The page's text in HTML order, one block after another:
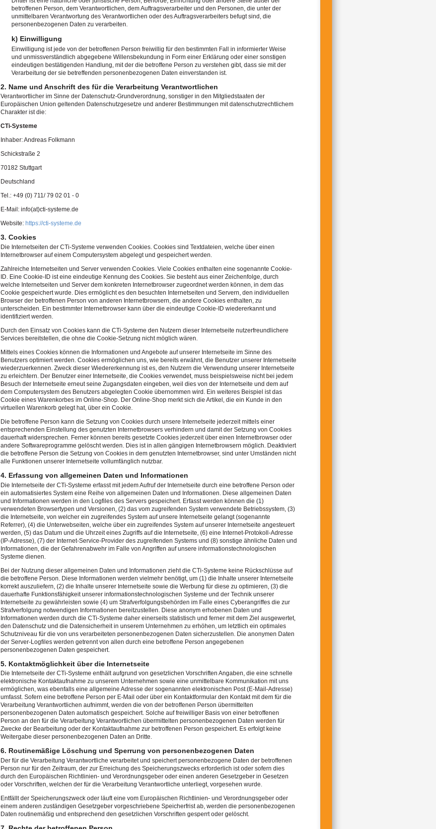
betroffenen Person, dem Verantwortlichen, dem Auftragsverarbeiter und den Personen, die unter der
unmittelbaren Verantwortung des Verantwortlichen oder des Auftragsverarbeiters befugt sind, die
personenbezogenen Daten zu verarbeiten.
k) Einwilligung
Einwilligung ist jede von der betroffenen Person freiwillig für den bestimmten Fall in informierter Weise
und unmissverständlich abgegebene Willensbekundung in Form einer Erklärung oder einer sonstigen
eindeutigen bestätigenden Handlung, mit der die betroffene Person zu verstehen gibt, dass sie mit der
Verarbeitung der sie betreffenden personenbezogenen Daten einverstanden ist.
2. Name und Anschrift des für die Verarbeitung Verantwortlichen
Verantwortlicher im Sinne der Datenschutz-Grundverordnung, sonstiger in den Mitgliedstaaten der
Europäischen Union geltenden Datenschutzgesetze und anderer Bestimmungen mit datenschutzrechtlichem
Charakter ist die:
CTi-Systeme
Inhaber: Andreas Folkmann
Schickstraße 2
70182 Stuttgart
Deutschland
Tel.: +49 (0) 711/ 79 02 01 - 0
E-Mail: info(at)cti-systeme.de
Website: https://cti-systeme.de
3. Cookies
Die Internetseiten der CTi-Systeme verwenden Cookies. Cookies sind Textdateien, welche über einen
Internetbrowser auf einem Computersystem abgelegt und gespeichert werden.
Zahlreiche Internetseiten und Server verwenden Cookies. Viele Cookies enthalten eine sogenannte Cookie-
ID. Eine Cookie-ID ist eine eindeutige Kennung des Cookies. Sie besteht aus einer Zeichenfolge, durch
welche Internetseiten und Server dem konkreten Internetbrowser zugeordnet werden können, in dem das
Cookie gespeichert wurde. Dies ermöglicht es den besuchten Internetseiten und Servern, den individuellen
Browser der betroffenen Person von anderen Internetbrowsern, die andere Cookies enthalten, zu
unterscheiden. Ein bestimmter Internetbrowser kann über die eindeutige Cookie-ID wiedererkannt und
identifiziert werden.
Durch den Einsatz von Cookies kann die CTi-Systeme den Nutzern dieser Internetseite nutzerfreundlichere
Services bereitstellen, die ohne die Cookie-Setzung nicht möglich wären.
Mittels eines Cookies können die Informationen und Angebote auf unserer Internetseite im Sinne des
Benutzers optimiert werden. Cookies ermöglichen uns, wie bereits erwähnt, die Benutzer unserer Internetseite
wiederzuerkennen. Zweck dieser Wiedererkennung ist es, den Nutzern die Verwendung unserer Internetseite
zu erleichtern. Der Benutzer einer Internetseite, die Cookies verwendet, muss beispielsweise nicht bei jedem
Besuch der Internetseite erneut seine Zugangsdaten eingeben, weil dies von der Internetseite und dem auf
dem Computersystem des Benutzers abgelegten Cookie übernommen wird. Ein weiteres Beispiel ist das
Cookie eines Warenkorbes im Online-Shop. Der Online-Shop merkt sich die Artikel, die ein Kunde in den
virtuellen Warenkorb gelegt hat, über ein Cookie.
Die betroffene Person kann die Setzung von Cookies durch unsere Internetseite jederzeit mittels einer
entsprechenden Einstellung des genutzten Internetbrowsers verhindern und damit der Setzung von Cookies
dauerhaft widersprechen. Ferner können bereits gesetzte Cookies jederzeit über einen Internetbrowser oder
andere Softwareprogramme gelöscht werden. Dies ist in allen gängigen Internetbrowsern möglich. Deaktiviert
die betroffene Person die Setzung von Cookies in dem genutzten Internetbrowser, sind unter Umständen nicht
alle Funktionen unserer Internetseite vollumfänglich nutzbar.
4. Erfassung von allgemeinen Daten und Informationen
Die Internetseite der CTi-Systeme erfasst mit jedem Aufruf der Internetseite durch eine betroffene Person oder
ein automatisiertes System eine Reihe von allgemeinen Daten und Informationen. Diese allgemeinen Daten
und Informationen werden in den Logfiles des Servers gespeichert. Erfasst werden können die (1)
verwendeten Browsertypen und Versionen, (2) das vom zugreifenden System verwendete Betriebssystem, (3)
die Internetseite, von welcher ein zugreifendes System auf unsere Internetseite gelangt (sogenannte
Referrer), (4) die Unterwebseiten, welche über ein zugreifendes System auf unserer Internetseite angesteuert
werden, (5) das Datum und die Uhrzeit eines Zugriffs auf die Internetseite, (6) eine Internet-Protokoll-Adresse
(IP-Adresse), (7) der Internet-Service-Provider des zugreifenden Systems und (8) sonstige ähnliche Daten und
Informationen, die der Gefahrenabwehr im Falle von Angriffen auf unsere informationstechnologischen
Systeme dienen.
Bei der Nutzung dieser allgemeinen Daten und Informationen zieht die CTi-Systeme keine Rückschlüsse auf
die betroffene Person. Diese Informationen werden vielmehr benötigt, um (1) die Inhalte unserer Internetseite
korrekt auszuliefern, (2) die Inhalte unserer Internetseite sowie die Werbung für diese zu optimieren, (3) die
dauerhafte Funktionsfähigkeit unserer informationstechnologischen Systeme und der Technik unserer
Internetseite zu gewährleisten sowie (4) um Strafverfolgungsbehörden im Falle eines Cyberangriffes die zur
Strafverfolgung notwendigen Informationen bereitzustellen. Diese anonym erhobenen Daten und
Informationen werden durch die CTi-Systeme daher einerseits statistisch und ferner mit dem Ziel ausgewertet,
den Datenschutz und die Datensicherheit in unserem Unternehmen zu erhöhen, um letztlich ein optimales
Schutzniveau für die von uns verarbeiteten personenbezogenen Daten sicherzustellen. Die anonymen Daten
der Server-Logfiles werden getrennt von allen durch eine betroffene Person angegebenen
personenbezogenen Daten gespeichert.
5. Kontaktmöglichkeit über die Internetseite
Die Internetseite der CTi-Systeme enthält aufgrund von gesetzlichen Vorschriften Angaben, die eine schnelle
elektronische Kontaktaufnahme zu unserem Unternehmen sowie eine unmittelbare Kommunikation mit uns
ermöglichen, was ebenfalls eine allgemeine Adresse der sogenannten elektronischen Post (E-Mail-Adresse)
umfasst. Sofern eine betroffene Person per E-Mail oder über ein Kontaktformular den Kontakt mit dem für die
Verarbeitung Verantwortlichen aufnimmt, werden die von der betroffenen Person übermittelten
personenbezogenen Daten automatisch gespeichert. Solche auf freiwilliger Basis von einer betroffenen
Person an den für die Verarbeitung Verantwortlichen übermittelten personenbezogenen Daten werden für
Zwecke der Bearbeitung oder der Kontaktaufnahme zur betroffenen Person gespeichert. Es erfolgt keine
Weitergabe dieser personenbezogenen Daten an Dritte.
6. Routinemäßige Löschung und Sperrung von personenbezogenen Daten
Der für die Verarbeitung Verantwortliche verarbeitet und speichert personenbezogene Daten der betroffenen
Person nur für den Zeitraum, der zur Erreichung des Speicherungszwecks erforderlich ist oder sofern dies
durch den Europäischen Richtlinien- und Verordnungsgeber oder einen anderen Gesetzgeber in Gesetzen
oder Vorschriften, welchen der für die Verarbeitung Verantwortliche unterliegt, vorgesehen wurde.
Entfällt der Speicherungszweck oder läuft eine vom Europäischen Richtlinien- und Verordnungsgeber oder
einem anderen zuständigen Gesetzgeber vorgeschriebene Speicherfrist ab, werden die personenbezogenen
Daten routinemäßig und entsprechend den gesetzlichen Vorschriften gesperrt oder gelöscht.